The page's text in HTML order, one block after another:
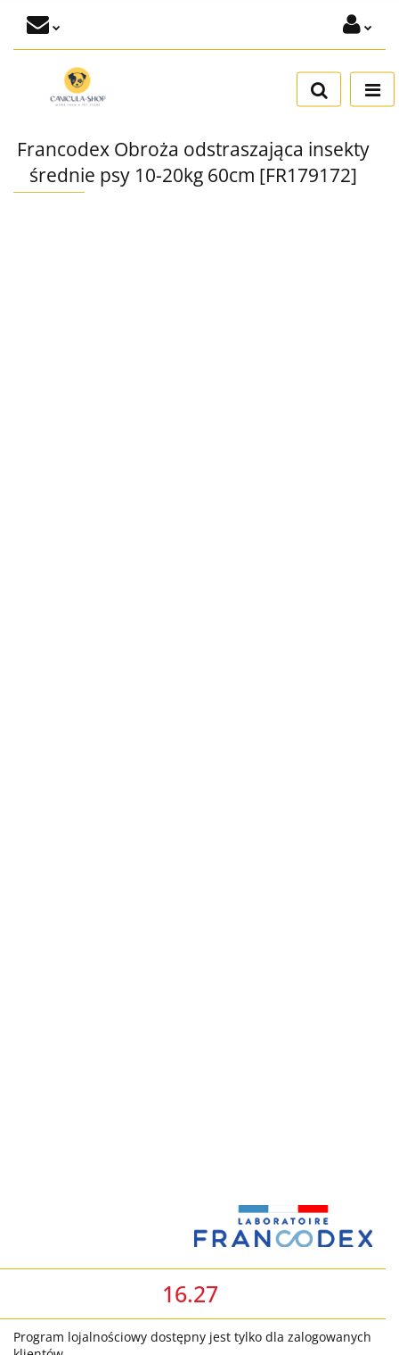
Zaloguj się
Dodaj zgłoszenie
Francodex Obroża odstraszająca insekty
średnie psy 10-20kg 60cm [FR179172]
16.27
Program lojalnościowy dostępny jest tylko dla zalogowanych